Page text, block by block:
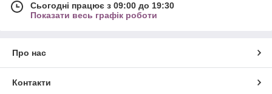
Сьогодні працює з 09:00 до 19:30
Показати весь графік роботи
Про нас
Контакти